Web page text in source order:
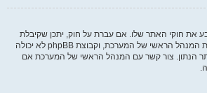
את חוקי האתר שלו. אם עברת על חוק, יתכן שקיבלת
אזהרה. שים לב כי זוהי החלטת המנהל הראשי של המערכת, וקבוצת phpBB לא יכולה
הנתון. צור קשר עם המנהל הראשי של המערכת אם